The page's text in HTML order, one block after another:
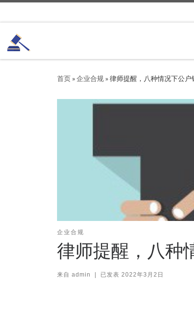
首页»企业合规»律师提醒，八种情况下公户
企业合规
律师提醒，八种
来自 admin 已发表 2022年3月2日